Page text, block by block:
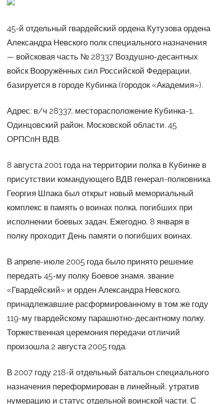
45-й отдельный гвардейский ордена Кутузова ордена
Александра Невского полк специального назначения
— войсковая часть № 28337 Воздушно-десантных
войск Вооружённых сил Российской Федерации,
базируется в городе Кубинка (городок «Академия»).
Адрес: в/ч 28337, месторасположение Кубинка-1,
Одинцовский район, Московской области. 45
ОРПСпН ВДВ.
8 августа 2001 года на территории полка в Кубинке в
присутствии командующего ВДВ генерал-полковника
Георгия Шпака был открыт новый мемориальный
комплекс в память о воинах полка, погибших при
исполнении боевых задач. Ежегодно, 8 января в
полку проходит День памяти о погибших воинах.
В апреле-июле 2005 года было принято решение
передать 45-му полку Боевое знамя, звание
«Гвардейский» и орден Александра Невского,
принадлежавшие расформированному в том же году
119-му гвардейскому парашютно-десантному полку.
Торжественная церемония передачи отличий
произошла 2 августа 2005 года.
В 2007 году 218-й отдельный батальон специального
назначения переформирован в линейный, утратив
нумерацию и статус отдельной воинской части. С